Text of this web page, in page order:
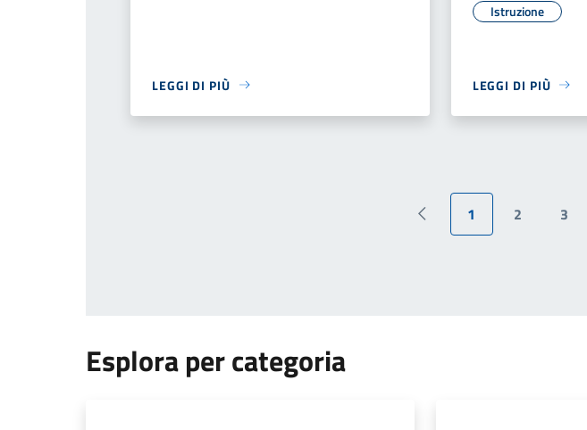
LEGGI DI PIÙ
Istruzione
LEGGI DI PIÙ
Pagina precedente
1 2 3
Esplora per categoria